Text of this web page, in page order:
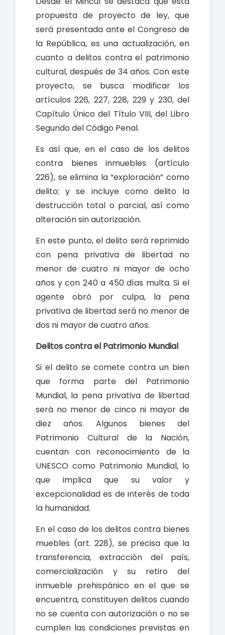
propuesta de proyecto de ley, que
será presentada ante el Congreso de
la República, es una actualización, en
cuanto a delitos contra el patrimonio
cultural, después de 34 años. Con este
proyecto, se busca modificar los
artículos 226, 227, 228, 229 y 230, del
Capítulo Único del Título VIII, del Libro
Segundo del Código Penal.
Es así que, en el caso de los delitos
contra bienes inmuebles (artículo
226), se elimina la “exploración” como
delito; y se incluye como delito la
destrucción total o parcial, así como
alteración sin autorización.
En este punto, el delito será reprimido
con pena privativa de libertad no
menor de cuatro ni mayor de ocho
años y con 240 a 450 días multa. Si el
agente obró por culpa, la pena
privativa de libertad será no menor de
dos ni mayor de cuatro años.
Delitos contra el Patrimonio Mundial
Si el delito se comete contra un bien
que forma parte del Patrimonio
Mundial, la pena privativa de libertad
será no menor de cinco ni mayor de
diez años. Algunos bienes del
Patrimonio Cultural de la Nación,
cuentan con reconocimiento de la
UNESCO como Patrimonio Mundial, lo
que implica que su valor y
excepcionalidad es de interés de toda
la humanidad.
En el caso de los delitos contra bienes
muebles (art. 228), se precisa que la
transferencia, extracción del país,
comercialización y su retiro del
inmueble prehispánico en el que se
encuentra, constituyen delitos cuando
no se cuenta con autorización o no se
cumplen las condiciones previstas en